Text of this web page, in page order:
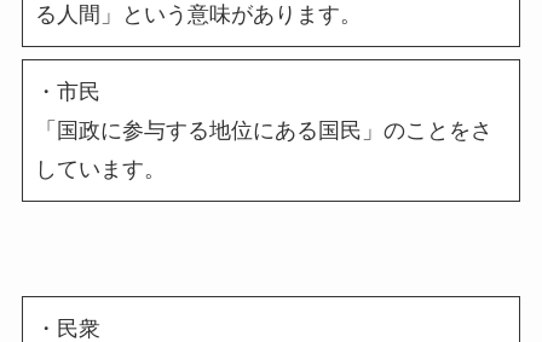
る人間」という意味があります。
・市民
「国政に参与する地位にある国民」のことをさ
しています。
・民衆